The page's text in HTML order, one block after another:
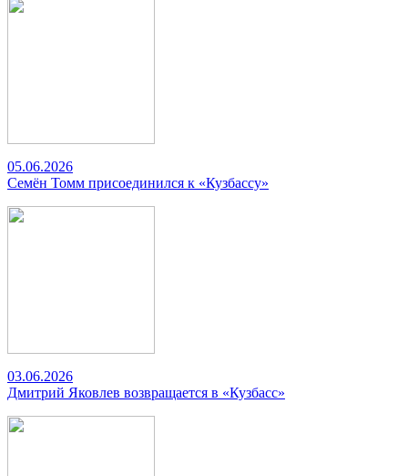
05.06.2026
Семён Томм присоединился к «Кузбассу»
03.06.2026
Дмитрий Яковлев возвращается в «Кузбасс»